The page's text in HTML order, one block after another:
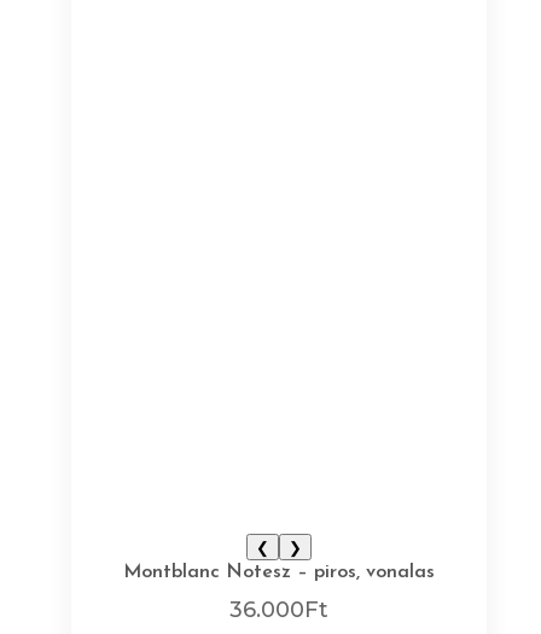
❮
❯
Montblanc Notesz – piros, vonalas
36.000Ft